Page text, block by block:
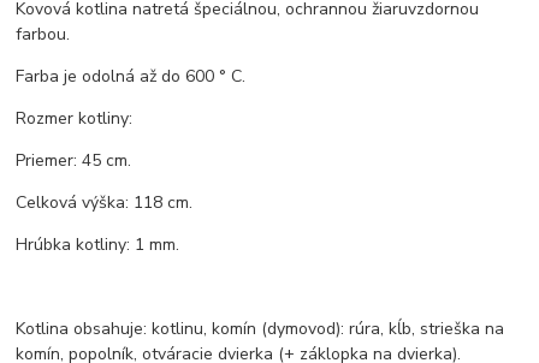
Kovová kotlina natretá špeciálnou, ochrannou žiaruvzdornou
farbou.
Farba je odolná až do 600 ° C.
Rozmer kotliny:
Priemer: 45 cm.
Celková výška: 118 cm.
Hrúbka kotliny: 1 mm.
Kotlina obsahuje: kotlinu, komín (dymovod): rúra, kĺb, strieška na
komín, popolník, otváracie dvierka (+ záklopka na dvierka).